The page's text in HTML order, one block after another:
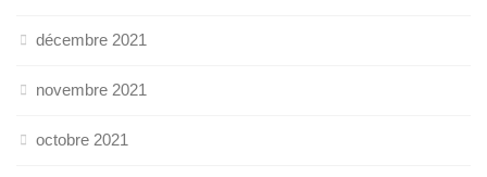
décembre 2021
novembre 2021
octobre 2021